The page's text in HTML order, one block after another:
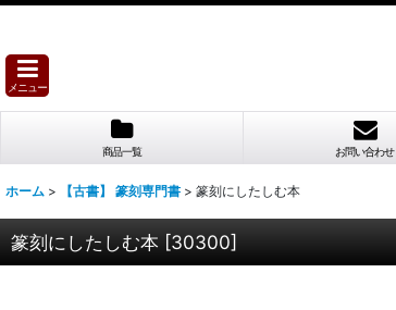
メニュー
商品一覧 お問い合わせ
ホーム > 【古書】 篆刻専門書 > 篆刻にしたしむ本
篆刻にしたしむ本 [30300]